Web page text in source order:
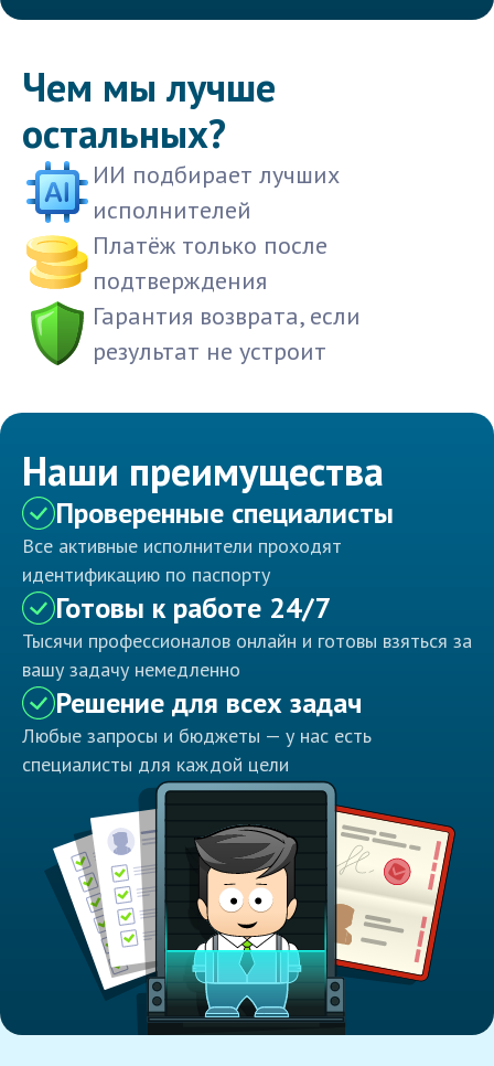
Чем мы лучше
остальных?
ИИ подбирает лучших
исполнителей
Платёж только после
подтверждения
Гарантия возврата, если
результат не устроит
Наши преимущества
Проверенные специалисты
Все активные исполнители проходят
идентификацию по паспорту
Готовы к работе 24/7
Тысячи профессионалов онлайн и готовы взяться за
вашу задачу немедленно
Решение для всех задач
Любые запросы и бюджеты — у нас есть
специалисты для каждой цели